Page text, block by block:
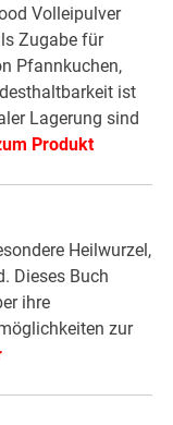
Volleipulver
Zugabe für
Pfannkuchen,
ist
Lagerung sind
Produkt
Heilwurzel,
Dieses Buch
ihre
zur